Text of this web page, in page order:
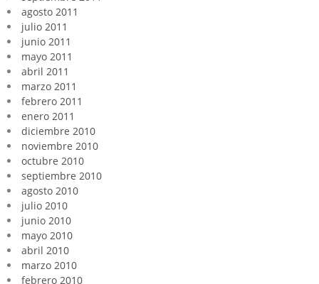
agosto 2011
julio 2011
junio 2011
mayo 2011
abril 2011
marzo 2011
febrero 2011
enero 2011
diciembre 2010
noviembre 2010
octubre 2010
septiembre 2010
agosto 2010
julio 2010
junio 2010
mayo 2010
abril 2010
marzo 2010
febrero 2010